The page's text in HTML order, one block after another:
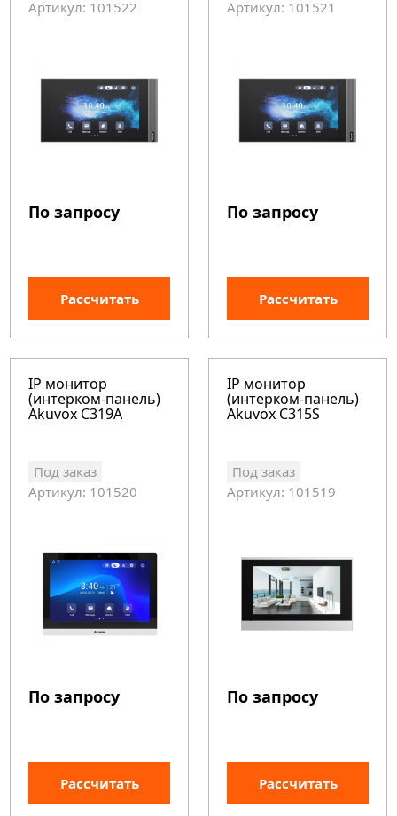
Артикул: 101522
По запросу
Рассчитать
Артикул: 101521
По запросу
Рассчитать
IP монитор
(интерком-панель)
Akuvox C319A
Под заказ
Артикул: 101520
По запросу
Рассчитать
IP монитор
(интерком-панель)
Akuvox C315S
Под заказ
Артикул: 101519
По запросу
Рассчитать